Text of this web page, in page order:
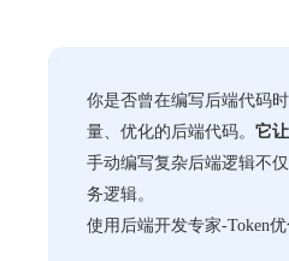
你是否曾在编写后端代码
量、优化的后端代码。 它
手动编写复杂后端逻辑不
务逻辑。
使用后端开发专家-Token